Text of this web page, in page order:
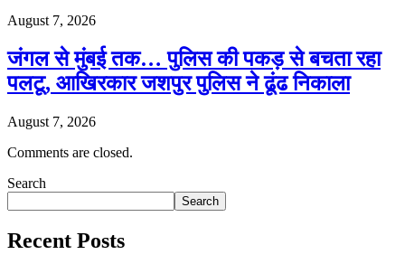
August 7, 2026
जंगल से मुंबई तक… पुलिस की पकड़ से बचता रहा
पलटू, आखिरकार जशपुर पुलिस ने ढूंढ निकाला
August 7, 2026
Comments are closed.
Search
Search
Recent Posts